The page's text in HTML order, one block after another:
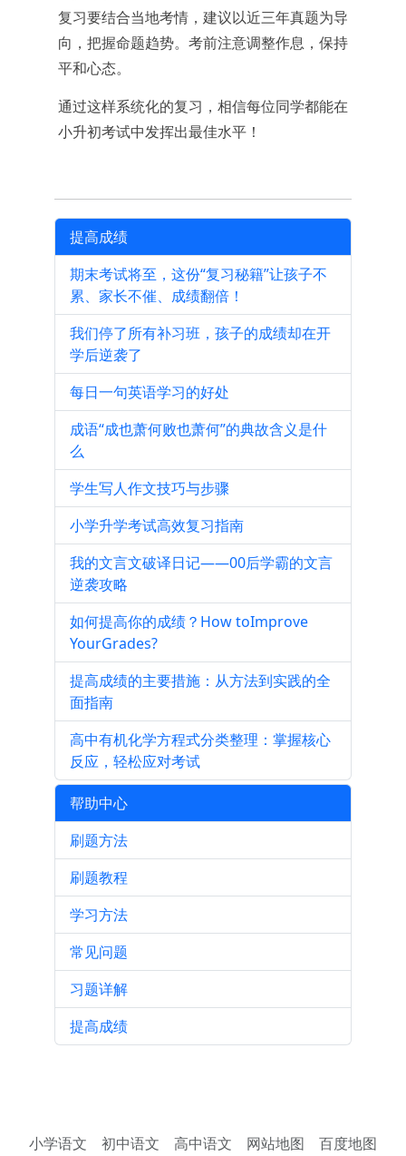
复习要结合当地考情，建议以近三年真题为导
向，把握命题趋势。考前注意调整作息，保持
平和心态。
通过这样系统化的复习，相信每位同学都能在
小升初考试中发挥出最佳水平！
提高成绩
期末考试将至，这份“复习秘籍”让孩子不
累、家长不催、成绩翻倍！
我们停了所有补习班，孩子的成绩却在开
学后逆袭了
每日一句英语学习的好处
成语“成也萧何败也萧何”的典故含义是什
么
学生写人作文技巧与步骤
小学升学考试高效复习指南
我的文言文破译日记——00后学霸的文言
逆袭攻略
如何提高你的成绩？How toImprove
YourGrades?
提高成绩的主要措施：从方法到实践的全
面指南
高中有机化学方程式分类整理：掌握核心
反应，轻松应对考试
帮助中心
刷题方法
刷题教程
学习方法
常见问题
习题详解
提高成绩
小学语文 初中语文 高中语文 网站地图 百度地图